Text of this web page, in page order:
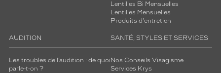
Lentilles Bi Mensuelles
Lentilles Mensuelles
Produits d'entretien
AUDITION
Les troubles de l’audition : de quoi
parle-t-on ?
SANTÉ, STYLES ET SERVICES
Nos Conseils Visagisme
Services Krys